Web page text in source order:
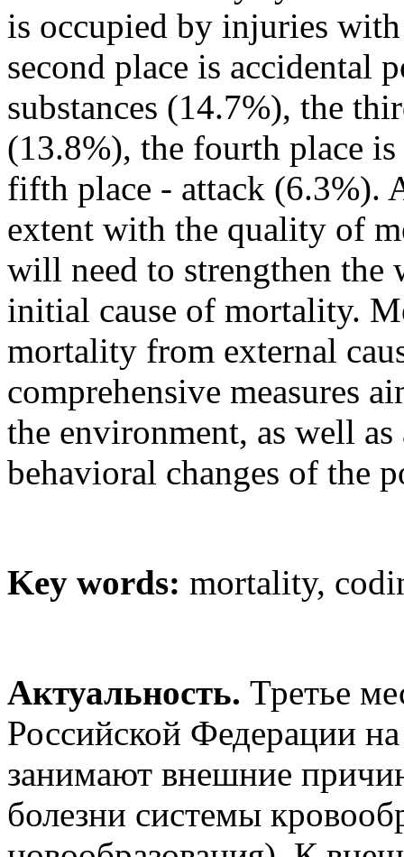
is occupied by injuries
second place is accidental
substances (14.7%), the
(13.8%), the fourth place
fifth place - attack (6.3%).
extent with the quality of
will need to strengthen the
initial cause of mortality.
mortality from external
comprehensive measures
the environment, as well
behavioral changes of the
Key words: mortality,
Актуальность. Третье
Российской Федерации
занимают внешние
болезни системы